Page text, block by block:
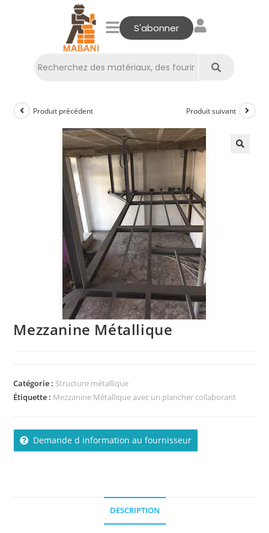
S'abonner
Produit précédent Produit suivant
Mezzanine Métallique
Catégorie : Structure métallique
Étiquette : Mezzanine Métallique avec un plancher collaborant
Demande d information au fournisseur
DESCRIPTION